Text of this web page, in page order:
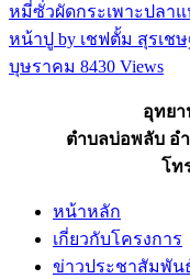
หมี่ซั่วผัดกระเพาะปลาแ
หน้าปู by เชฟตั้ม สุรเชษ
บุษราคม 8430 Views
อุทย
ตำบลบ่อพลับ อำ
โท
หน้าหลัก
เกี่ยวกับโครงการ
ข่าวประชาสัมพัน